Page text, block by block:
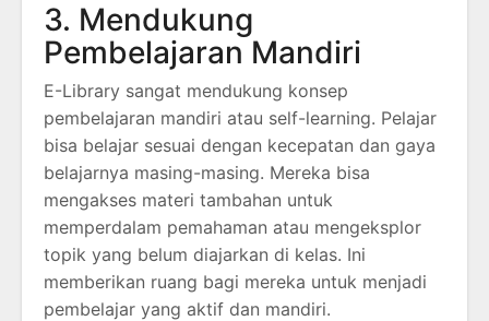
3. Mendukung
Pembelajaran Mandiri
E-Library sangat mendukung konsep
pembelajaran mandiri atau self-learning. Pelajar
bisa belajar sesuai dengan kecepatan dan gaya
belajarnya masing-masing. Mereka bisa
mengakses materi tambahan untuk
memperdalam pemahaman atau mengeksplor
topik yang belum diajarkan di kelas. Ini
memberikan ruang bagi mereka untuk menjadi
pembelajar yang aktif dan mandiri.